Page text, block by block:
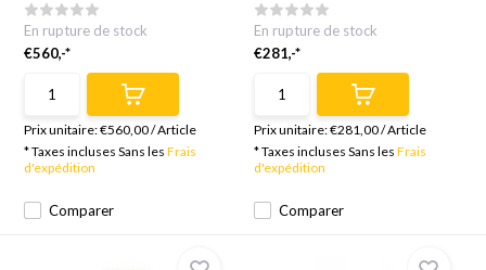
Comparer
En rupture de stock
€560,-*
Prix unitaire:€560,00/Article
* Taxes incluses Sans lesFrais
d'expédition
Comparer
En rupture de stock
€281,-*
Prix unitaire:€281,00/Article
* Taxes incluses Sans les Frais
d'expédition